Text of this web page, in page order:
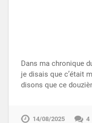
Dans ma chronique
je disais que c’était
disons que ce
14/08/2025 4